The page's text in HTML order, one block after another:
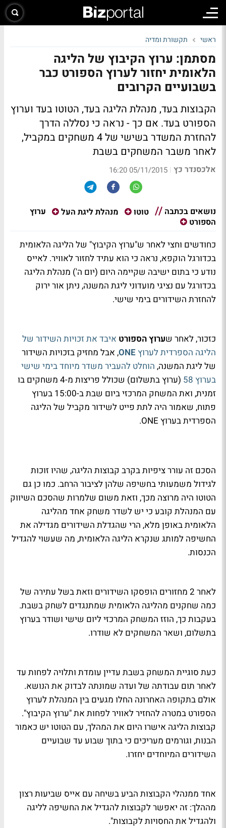
ראשי תקשורת ומדיה
מסתמן: ערוץ הקיבוץ של הליגה
הלאומית יחזור לערוץ הספורט כבר
בשבועיים הקרובים
הקבוצות בעד, מנהלת הליגה בעד, הטוטו בעד וערוץ
הספורט בעד. אם כך - נראה כי נסללה הדרך
להחזרת המשדר בשישי של 4 משחקים במקביל,
לאחר משבר המשחקים בשבת
אלכסנדר כץ |
05/11/2015 16:20
נושאים בכתבה טוטו מנהלת ליגת העל
ערוץ
הספורט
כחודשים וחצי לאחר ש"ערוץ הקיבוץ" של הליגה הלאומית
בכדורגל הוקפא, נראה כי הוא עתיד לחזור לאוויר. לאייס
נודע כי בתום ישיבה שקיימה היום (יום ה') מנהלת הליגה
בכדורגל עם נציגי מועדוני ליגת המשנה, ניתן אור ירוק
להחזרת השידורים בימי שישי.
כזכור, לאחר שערוץ הספורט איבד את זכויות השידור של
הליגה הספרדית לערוץONE, אבל מחזיק בזכויות השידור
של ליגת המשנה, הוחלט להעביר משדר מיוחד בימי שישי
בערוץ 58
(ערוץ בתשלום) שכולל פריצות מ-4 משחקים בו
זמנית, ואת המשחק המרכזי ביום שבת ב-15:00 בערוץ
פתוח, שאמור היה לתת פייט לשידור מקביל של הליגה
הספרדית בערוץ ONE
.
הסכם זה עורר ציפיות בקרב קבוצות הליגה, שהיו זוכות
לגידול משמעותי בחשיפה שלהן לציבור הרחב. כמו כן גם
הטוטו היה מרוצה מכך, וזאת משום שלמרות שהסכם השיווק
עם המנהלת קובע כי יש לשדר משחק אחד מהליגה
הלאומית באופן מלא, הרי שהגדלת השידורים מגדילה את
החשיפה למותג שנקרא הליגה הלאומית, מה שעשוי להגדיל
הכנסות.
לאחר 2 מחזורים הופסקו השידורים וזאת בשל עתירה של
כמה שחקנים מהליגה הלאומית שמתנגדים לשחק בשבת.
בעקבות כך, הוזז המשחק המרכזי ליום שישי ושודר בערוץ
בתשלום, ושאר המשחקים לא שודרו.
כעת סוגיית המשחק בשבת עדיין עומדת ותלויה לפחות עד
לאחר תום עבודתה של ועדה שמונתה לבדוק את הנושא.
אולם בתקופה האחרונה החלו מגעים בין המנהלת לערוץ
הספורט במטרה להחזיר לאוויר לפחות את "ערוץ הקיבוץ".
קבוצות הליגה אישרו היום את המהלך, עם הטוטו יש כאמור
הבנות, וגורמים מעריכים כי בתוך שבוע עד שבועיים
השידורים המיוחדים יחזרו.
אחד ממנהלי הקבוצות הביע בשיחה עם אייס שביעות רצון
מההלך: זה יאפשר לקבוצות להגדיל את החשיפה לליגה
ולהגדיל את החסויות לקבוצות".